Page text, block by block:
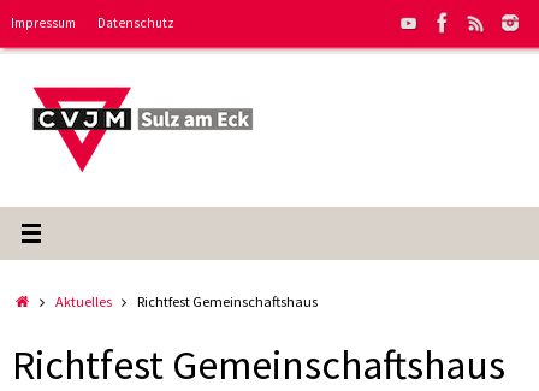
Impressum Datenschutz
StartAktuelles Richtfest Gemeinschaftshaus
Richtfest Gemeinschaftshaus